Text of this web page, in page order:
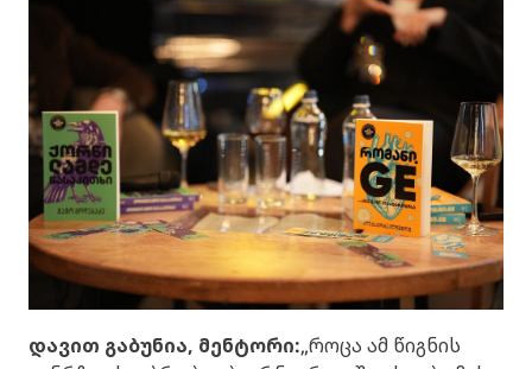
დავით გაბუნია, მენტორი:„როცა ამ წიგნის